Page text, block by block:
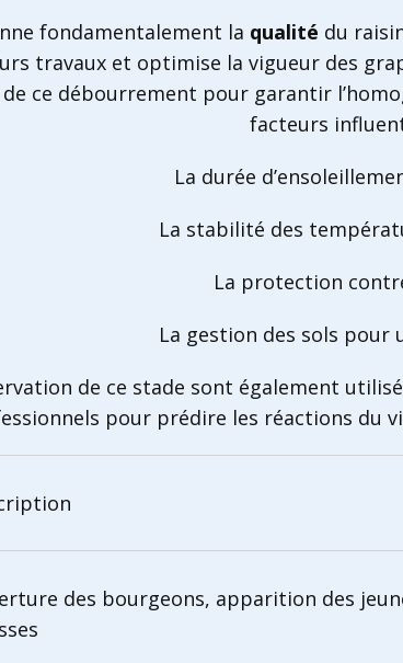
fondamentalement la qualité du
travaux et optimise la vigueur des
ce débourrement pour garantir
facteurs
La durée
La stabilité des
La protection
La gestion des sols
de ce stade sont également
pour prédire les réactions du
des bourgeons, apparition des